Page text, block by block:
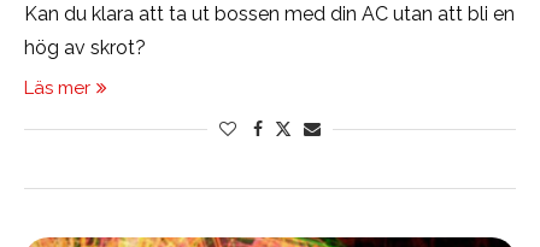
Kan du klara att ta ut bossen med din AC utan att bli en
hög av skrot?
Läs mer